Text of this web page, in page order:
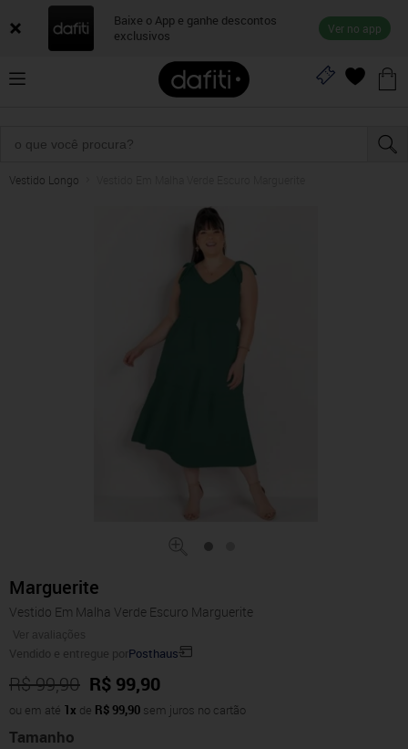
Baixe o App e ganhe descontos
exclusivos
Ver no app
Vestido Longo
Marguerite
Vestido Em Malha Verde Escuro Marguerite
Ver avaliações
Vendido e entregue porPosthaus
R$ 99,90 R$ 99,90
ou em até 1x de R$ 99,90 sem juros no cartão
Tamanho